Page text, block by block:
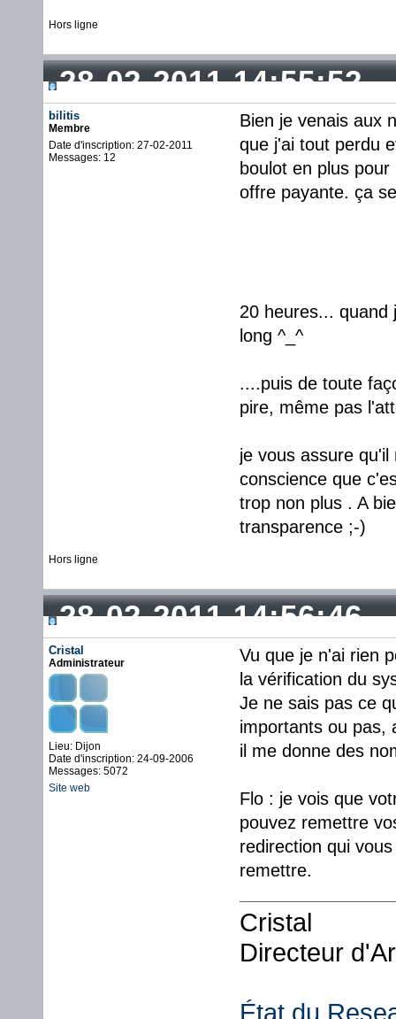
Hors ligne
28-02-2011 14:55:52
bilitis
Membre
Date d'inscription: 27-02-2011
Messages: 12
Bien je venais aux
que j'ai tout perdu
boulot en plus
offre payante. ça
20 heures... quand
long ^_^
....puis de toute
pire, même pas
je vous assure
conscience que
trop non plus . A
transparence ;-)
Hors ligne
28-02-2011 14:56:46
Cristal
Administrateur
Lieu: Dijon
Date d'inscription: 24-09-2006
Messages: 5072
Site web
Vu que je n'ai rien
la vérification du
Je ne sais pas ce
importants ou pas,
il me donne des
Flo : je vois que
pouvez remettre
redirection qui
remettre.
Cristal
Directeur
État du